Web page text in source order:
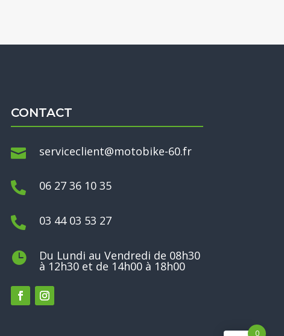
CONTACT
 serviceclient@motobike-60.fr
 06 27 36 10 35
 03 44 03 53 27
 Du Lundi au Vendredi de 08h30
à 12h30 et de 14h00 à 18h00
0